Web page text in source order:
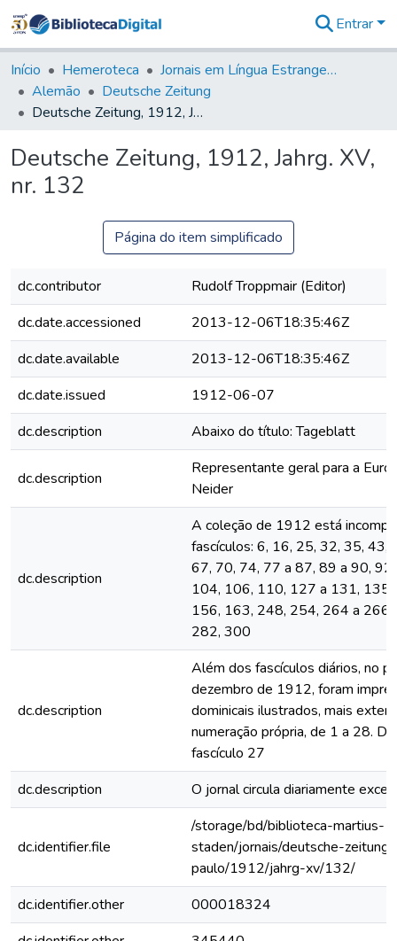
&
Coleções
Tudo na
Biblioteca
Estatísticas
Entrar
Início Hemeroteca
Jornais em Língua Estrangeira
Alemão
Deutsche Zeitung
Deutsche Zeitung, 1912, Jahrg. XV, nr. 132
Deutsche Zeitung, 1912, Jahrg. XV,
nr. 132
Página do item simplificado
dc.contributor
Rudolf Troppmair (Editor)
dc.date.accessioned
2013-12-06T18:35:46Z
dc.date.available
2013-12-06T18:35:46Z
dc.date.issued
1912-06-07
dc.description
Abaixo do título: Tageblatt
dc.description
Representante geral para a
Neider
dc.description
A coleção de 1912 está
fascículos: 6, 16, 25, 32, 35, 43,
67, 70, 74, 77 a 87, 89 a 90,
104, 106, 110, 127 a 131,
156, 163, 248, 254, 264 a
282, 300
dc.description
Além dos fascículos diários, no
dezembro de 1912, foram
dominicais ilustrados, mais
numeração própria, de 1 a 28.
fascículo 27
dc.description
O jornal circula diariamente
dc.identifier.file
/storage/bd/biblioteca-martius-
staden/jornais/deutsche-
paulo/1912/jahrg-xv/132/
dc.identifier.other
000018324